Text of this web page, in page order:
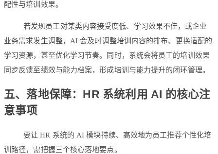
配性与培训效果。
若发现员工对某类内容接受度低、学习效果不佳，或企业
业务需求发生调整，AI 会及时调整培训内容的排布、更换适配的
学习资源，甚至优化学习节奏。同时，系统会将员工的培训效果
同步反馈至绩效与能力档案，形成培训与能力提升的闭环管理。
五、落地保障：HR 系统利用 AI 的核心注
意事项
要让 HR 系统的 AI 模块持续、高效地为员工推荐个性化培
训路径，需把握三个核心落地要点。